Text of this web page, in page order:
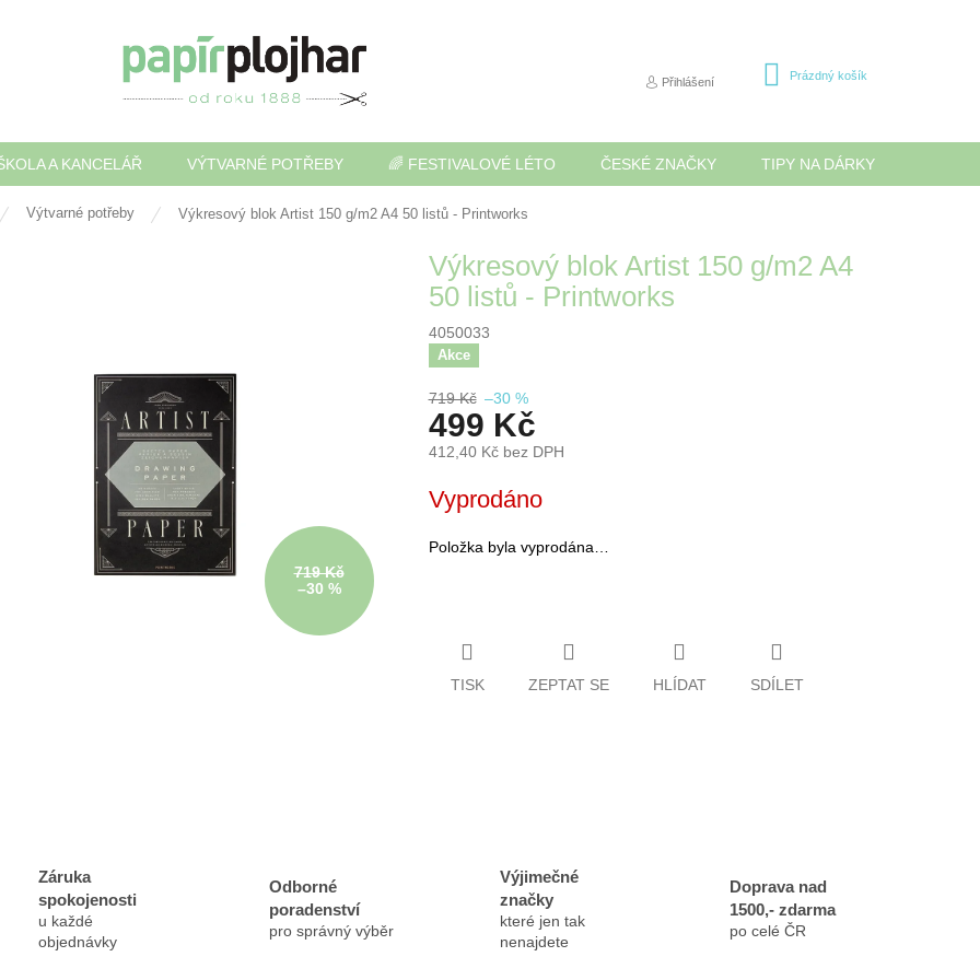
Přihlášení
NÁKUPNÍ
Prázdný košík
A KANCELÁŘ VÝTVARNÉ POTŘEBY 🌈 FESTIVALOVÉ LÉTO ČESKÉ ZNAČKY TIPY NA DÁRKY
Výtvarné potřeby Výkresový blok Artist 150 g/m2 A4 50 listů - Printworks
Výkresový blok Artist 150 g/m2 A4
50 listů - Printworks
4050033
Akce
719 Kč
–30 %
719 Kč –30 %
499 Kč
412,40 Kč bez DPH
cena:
Vyprodáno
Položka byla vyprodána…
TISK ZEPTAT SE HLÍDAT SDÍLET
Záruka
spokojenosti
u každé
objednávky
Odborné
poradenství
pro správný výběr
Výjimečné
značky
které jen tak
nenajdete
Doprava nad
1500,- zdarma
po celé ČR